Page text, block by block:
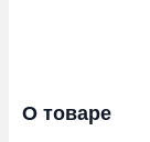
О товаре